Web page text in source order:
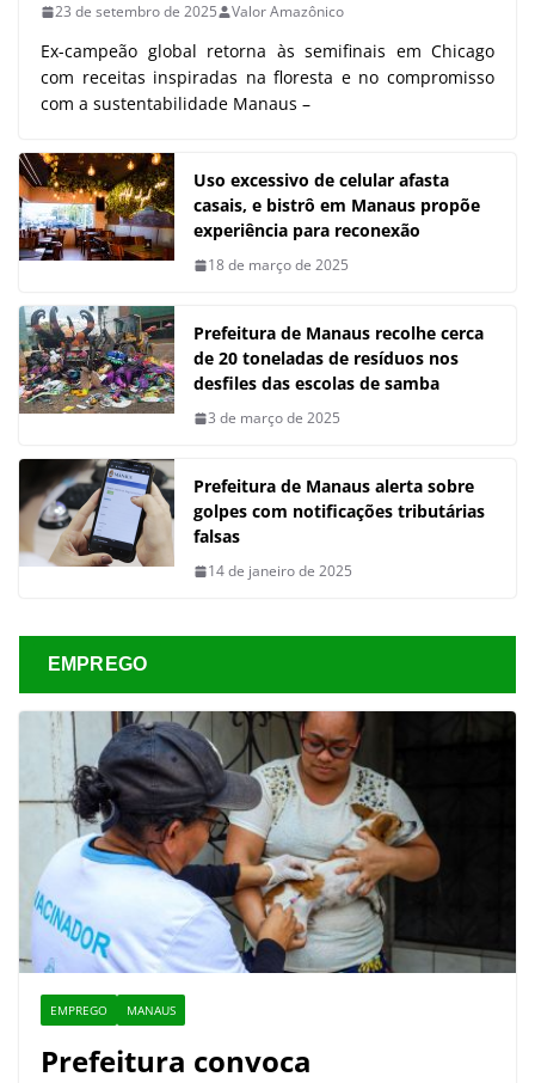
23 de setembro de 2025 Valor Amazônico
Ex-campeão global retorna às semifinais em Chicago
com receitas inspiradas na floresta e no compromisso
com a sustentabilidade Manaus –
Uso excessivo de celular afasta
casais, e bistrô em Manaus propõe
experiência para reconexão
18 de março de 2025
Prefeitura de Manaus recolhe cerca
de 20 toneladas de resíduos nos
desfiles das escolas de samba
3 de março de 2025
Prefeitura de Manaus alerta sobre
golpes com notificações tributárias
falsas
14 de janeiro de 2025
EMPREGO
EMPREGO MANAUS
Prefeitura convoca